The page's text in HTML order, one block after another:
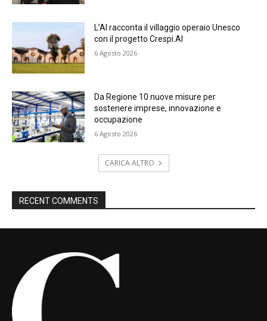
L’AI racconta il villaggio operaio Unesco
con il progetto Crespi.AI
6 Agosto 2026
Da Regione 10 nuove misure per
sostenere imprese, innovazione e
occupazione
6 Agosto 2026
CARICA ALTRO
RECENT COMMENTS